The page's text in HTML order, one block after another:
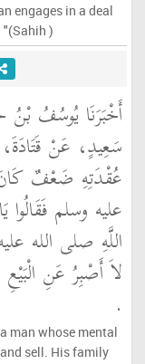
engages in a deal
"(Sahih )
أَخْبَرَنَا يُوسُفُ
سَعِيدٍ، عَنْ
عُقْدَتِهِ ضَعْفٌ كَانَ
عليه وسلم
اللَّهِ صلى الله
لاَ أَصْبِرُ عَنِ
‏.‏
man whose mental
sell. His family